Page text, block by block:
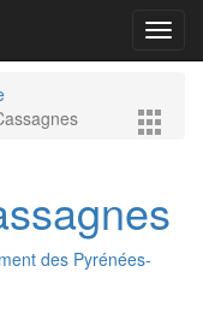
des Pyrénées-